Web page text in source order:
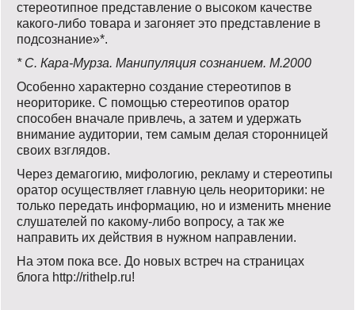
стереотипное представление о высоком качестве
какого-либо товара и загоняет это представление в
подсознание»*.
* С. Кара-Мурза. Манипуляция сознанием. М.2000
Особенно характерно создание стереотипов в
неориторике. С помощью стереотипов оратор
способен вначале привлечь, а затем и удержать
внимание аудитории, тем самым делая сторонницей
своих взглядов.
Через демагогию, мифологию, рекламу и стереотипы
оратор осуществляет главную цель неориторики: не
только передать информацию, но и изменить мнение
слушателей по какому-либо вопросу, а так же
направить их действия в нужном направлении.
На этом пока все. До новых встреч на страницах
блога http://rithelp.ru!